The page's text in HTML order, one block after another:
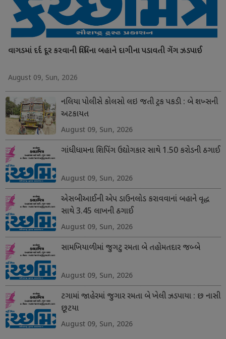
વાગડમાં દર્દ દૂર કરવાની વિધિના બહાને દાગીના પડાવતી ગેંગ ઝડપાઈ
August 09, Sun, 2026
નલિયા પોલીસે કોલસો લઇ જતી ટ્રક પકડી : બે શખ્સની
અટકાયત
August 09, Sun, 2026
ગાંધીધામના શિપિંગ ઉદ્યોગકાર સાથે 1.50 કરોડની ઠગાઈ
August 09, Sun, 2026
એસબીઆઈની એપ ડાઉનલોડ કરાવવાનાં બહાને વૃદ્ધ
સાથે 3.45 લાખની ઠગાઈ
August 09, Sun, 2026
સામખિયાળીમાં જુગટુ રમતા બે તહોમતદાર જબ્બે
August 09, Sun, 2026
ટગામાં જાહેરમાં જુગાર રમતા બે ખેલી ઝડપાયા : છ નાસી
છૂટયા
August 09, Sun, 2026